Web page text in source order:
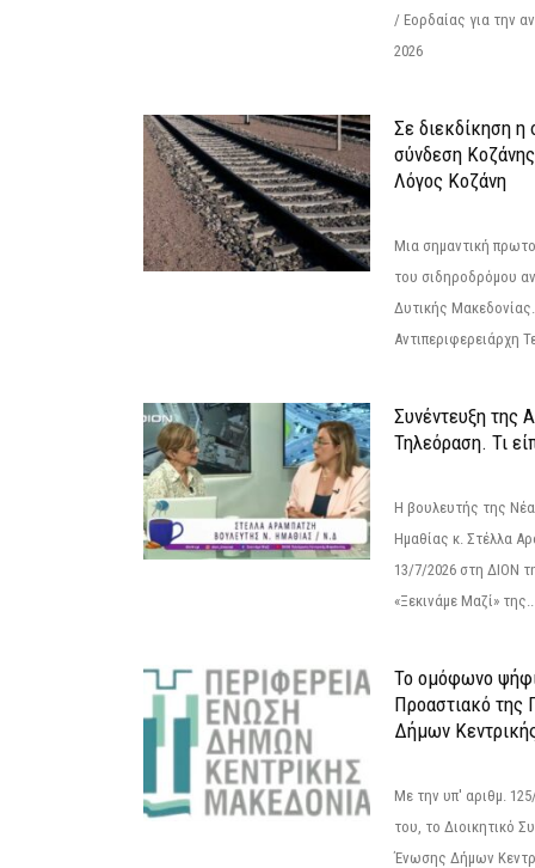
/ Εορδαίας για την
2026
Σε διεκδίκηση η
σύνδεση
Λόγος Κοζάνη
Μια σημαντική
του σιδηροδρόμου
Δυτικής
Αντιπεριφερειάρχη
Συνέντευξη της
Τηλεόραση. Τι
Η βουλευτής της
Ημαθίας κ. Στέλλα
13/7/2026 στη ΔΙΟΝ
«Ξεκινάμε Μαζί»
Το ομόφωνο
Προαστιακό της
Δήμων
Με την υπ' αριθμ.
του, το Διοικητικό
Ένωσης Δήμων